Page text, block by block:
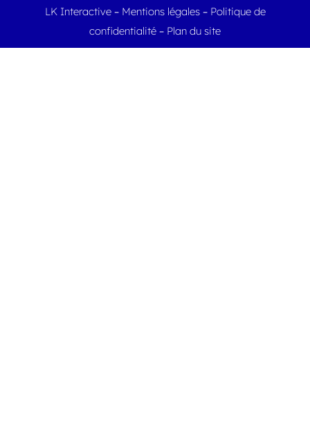
LK Interactive– Mentions légales – Politique de
confidentialité – Plan du site